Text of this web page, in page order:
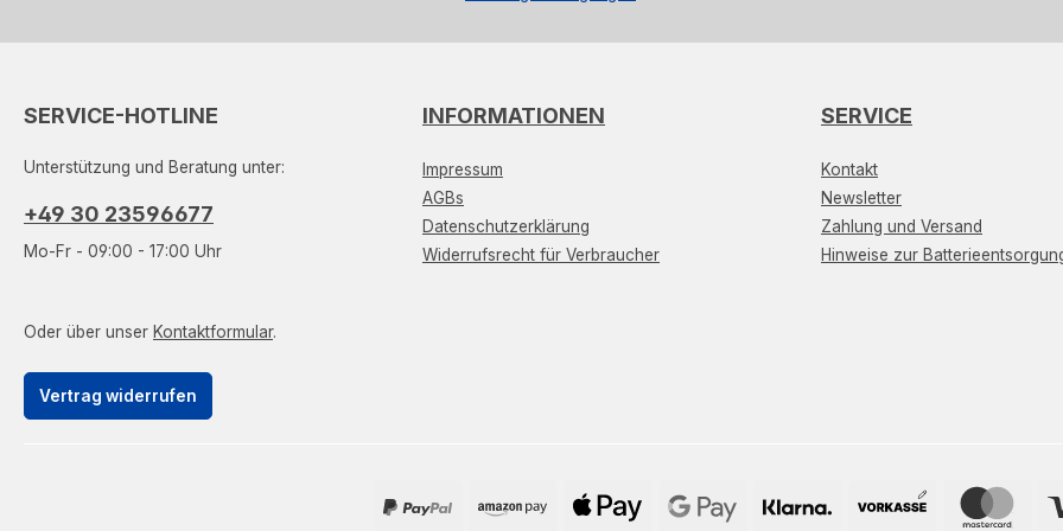
SERVICE-HOTLINE
Unterstützung und Beratung unter:
+49 30 23596677
Mo-Fr - 09:00 - 17:00 Uhr
Oder über unser Kontaktformular.
Vertrag widerrufen
INFORMATIONEN
Impressum
AGBs
Datenschutzerklärung
Widerrufsrecht für Verbraucher
SERVICE
Kontakt
Newsletter
Zahlung und Versand
Hinweise zur